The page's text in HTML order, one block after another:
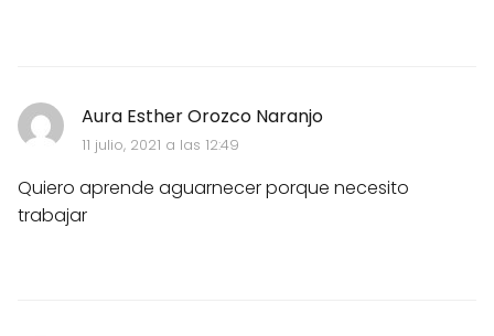
Aura Esther Orozco Naranjo
11 julio, 2021 a las 12:49
Quiero aprende aguarnecer porque necesito
trabajar